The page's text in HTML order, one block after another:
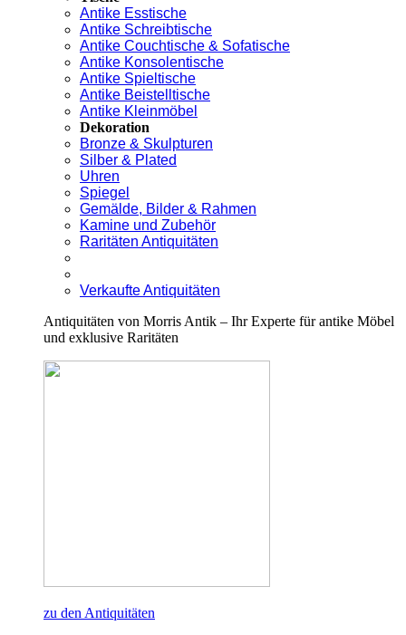
Antike Esstische
Antike Schreibtische
Antike Couchtische & Sofatische
Antike Konsolentische
Antike Spieltische
Antike Beistelltische
Antike Kleinmöbel
Dekoration
Bronze & Skulpturen
Silber & Plated
Uhren
Spiegel
Gemälde, Bilder & Rahmen
Kamine und Zubehör
Raritäten Antiquitäten
Verkaufte Antiquitäten
Antiquitäten von Morris Antik – Ihr Experte für antike Möbel
und exklusive Raritäten
zu den Antiquitäten